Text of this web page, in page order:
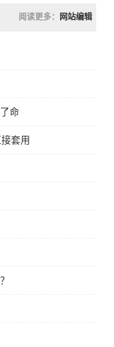
阅读更多： 网站编辑
命
套用